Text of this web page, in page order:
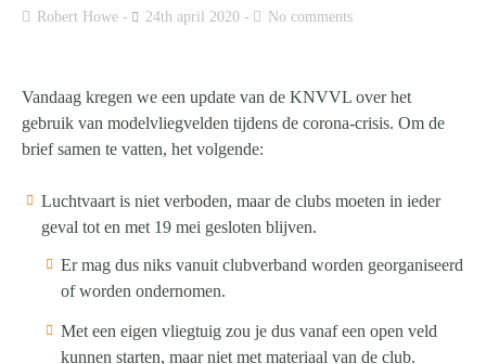
Robert Howe 24th april 2020 No comments
Vandaag kregen we een update van de KNVVL over het
gebruik van modelvliegvelden tijdens de corona-crisis. Om de
brief samen te vatten, het volgende:
Luchtvaart is niet verboden, maar de clubs moeten in ieder
geval tot en met 19 mei gesloten blijven.
Er mag dus niks vanuit clubverband worden georganiseerd
of worden ondernomen.
Met een eigen vliegtuig zou je dus vanaf een open veld
kunnen starten, maar niet met materiaal van de club.